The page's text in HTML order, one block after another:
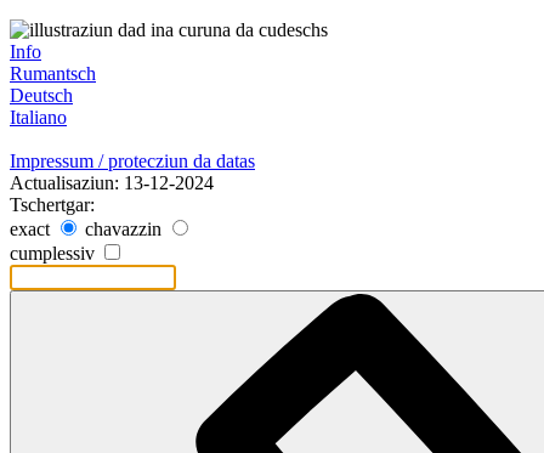
Info
Rumantsch
Deutsch
Italiano
Impressum / protecziun da datas
Actualisaziun: 13-12-2024
Tschertgar:
exact
chavazzin
cumplessiv